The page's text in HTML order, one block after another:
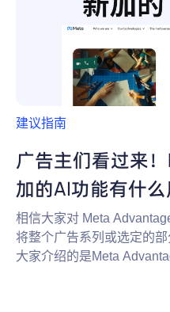
建议指南
广告主们看过来
加的AI功能有什么
相信大家对 Meta
将整个广告系列或选定的
大家介绍的是Meta